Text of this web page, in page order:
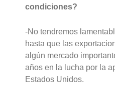
condiciones?
-No tendremos
hasta que las
algún mercado
años en la lucha por la
Estados Unidos.